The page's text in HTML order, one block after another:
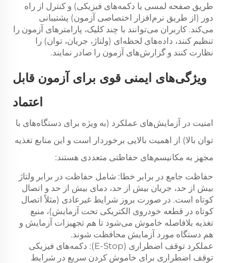
طریق صفحه لمسی یا دکمه‌های فیزیکی) و کنترل از راه
دور (از طریق نرم‌افزار اختصاصی آزمون) پشتیبانی
می‌کند. کاربران می‌توانند با چند کلیک، پارامترهای آزمون را
تنظیم کنند، داده‌های لحظه‌ای (ولتاژ، جریان، توان) را
نظارت کنند و گزارش‌های آزمون را صادر نمایند.
ویژگی‌های ایمنی قوی برای آزمون قابل
اعتماد
امنیت در آزمایش‌های عملکرد (به ویژه برای دستگاه‌های با
توان بالا) از اهمیت بالایی برخوردار است و این منابع تغذیه
مجهز به مکانیسم‌های حفاظتی متعددی هستند:
حفاظت جامع در برابر خطا: شامل حفاظت در برابر ولتاژ
بیش از حد، جریان بیش از حد، دمای بیش از حد و اتصال
کوتاه است. در صورت بروز شرایط غیرعادی (مثلاً اتصال
کوتاه در قطعه خودروی الکتریکی تحت آزمایش)، منبع
تغذیه بلافاصله خاموش می‌شود تا هم تجهیزات آزمایش و
هم دستگاه مورد آزمایش محافظت شوند.
عملکرد توقف اضطراری (E-Stop): دکمه‌های فیزیکی
توقف اضطراری برای خاموش کردن سریع در شرایط